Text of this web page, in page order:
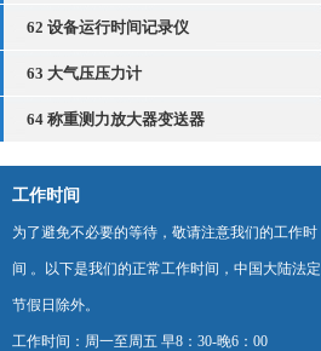
62 设备运行时间记录仪
63 大气压压力计
64 称重测力放大器变送器
工作时间
为了避免不必要的等待，敬请注意我们的工作时
间 。以下是我们的正常工作时间，中国大陆法定
节假日除外。
工作时间：周一至周五 早8：30-晚6：00